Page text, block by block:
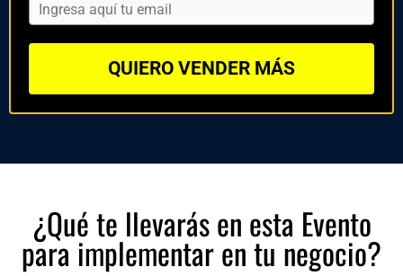
QUIERO VENDER MÁS
¿Qué te llevarás en esta Evento
para implementar en tu negocio?